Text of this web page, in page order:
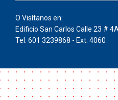
O Visítanos en:
Edificio San Carlos Calle 23 #
Tel: 601 3239868 - Ext. 4060